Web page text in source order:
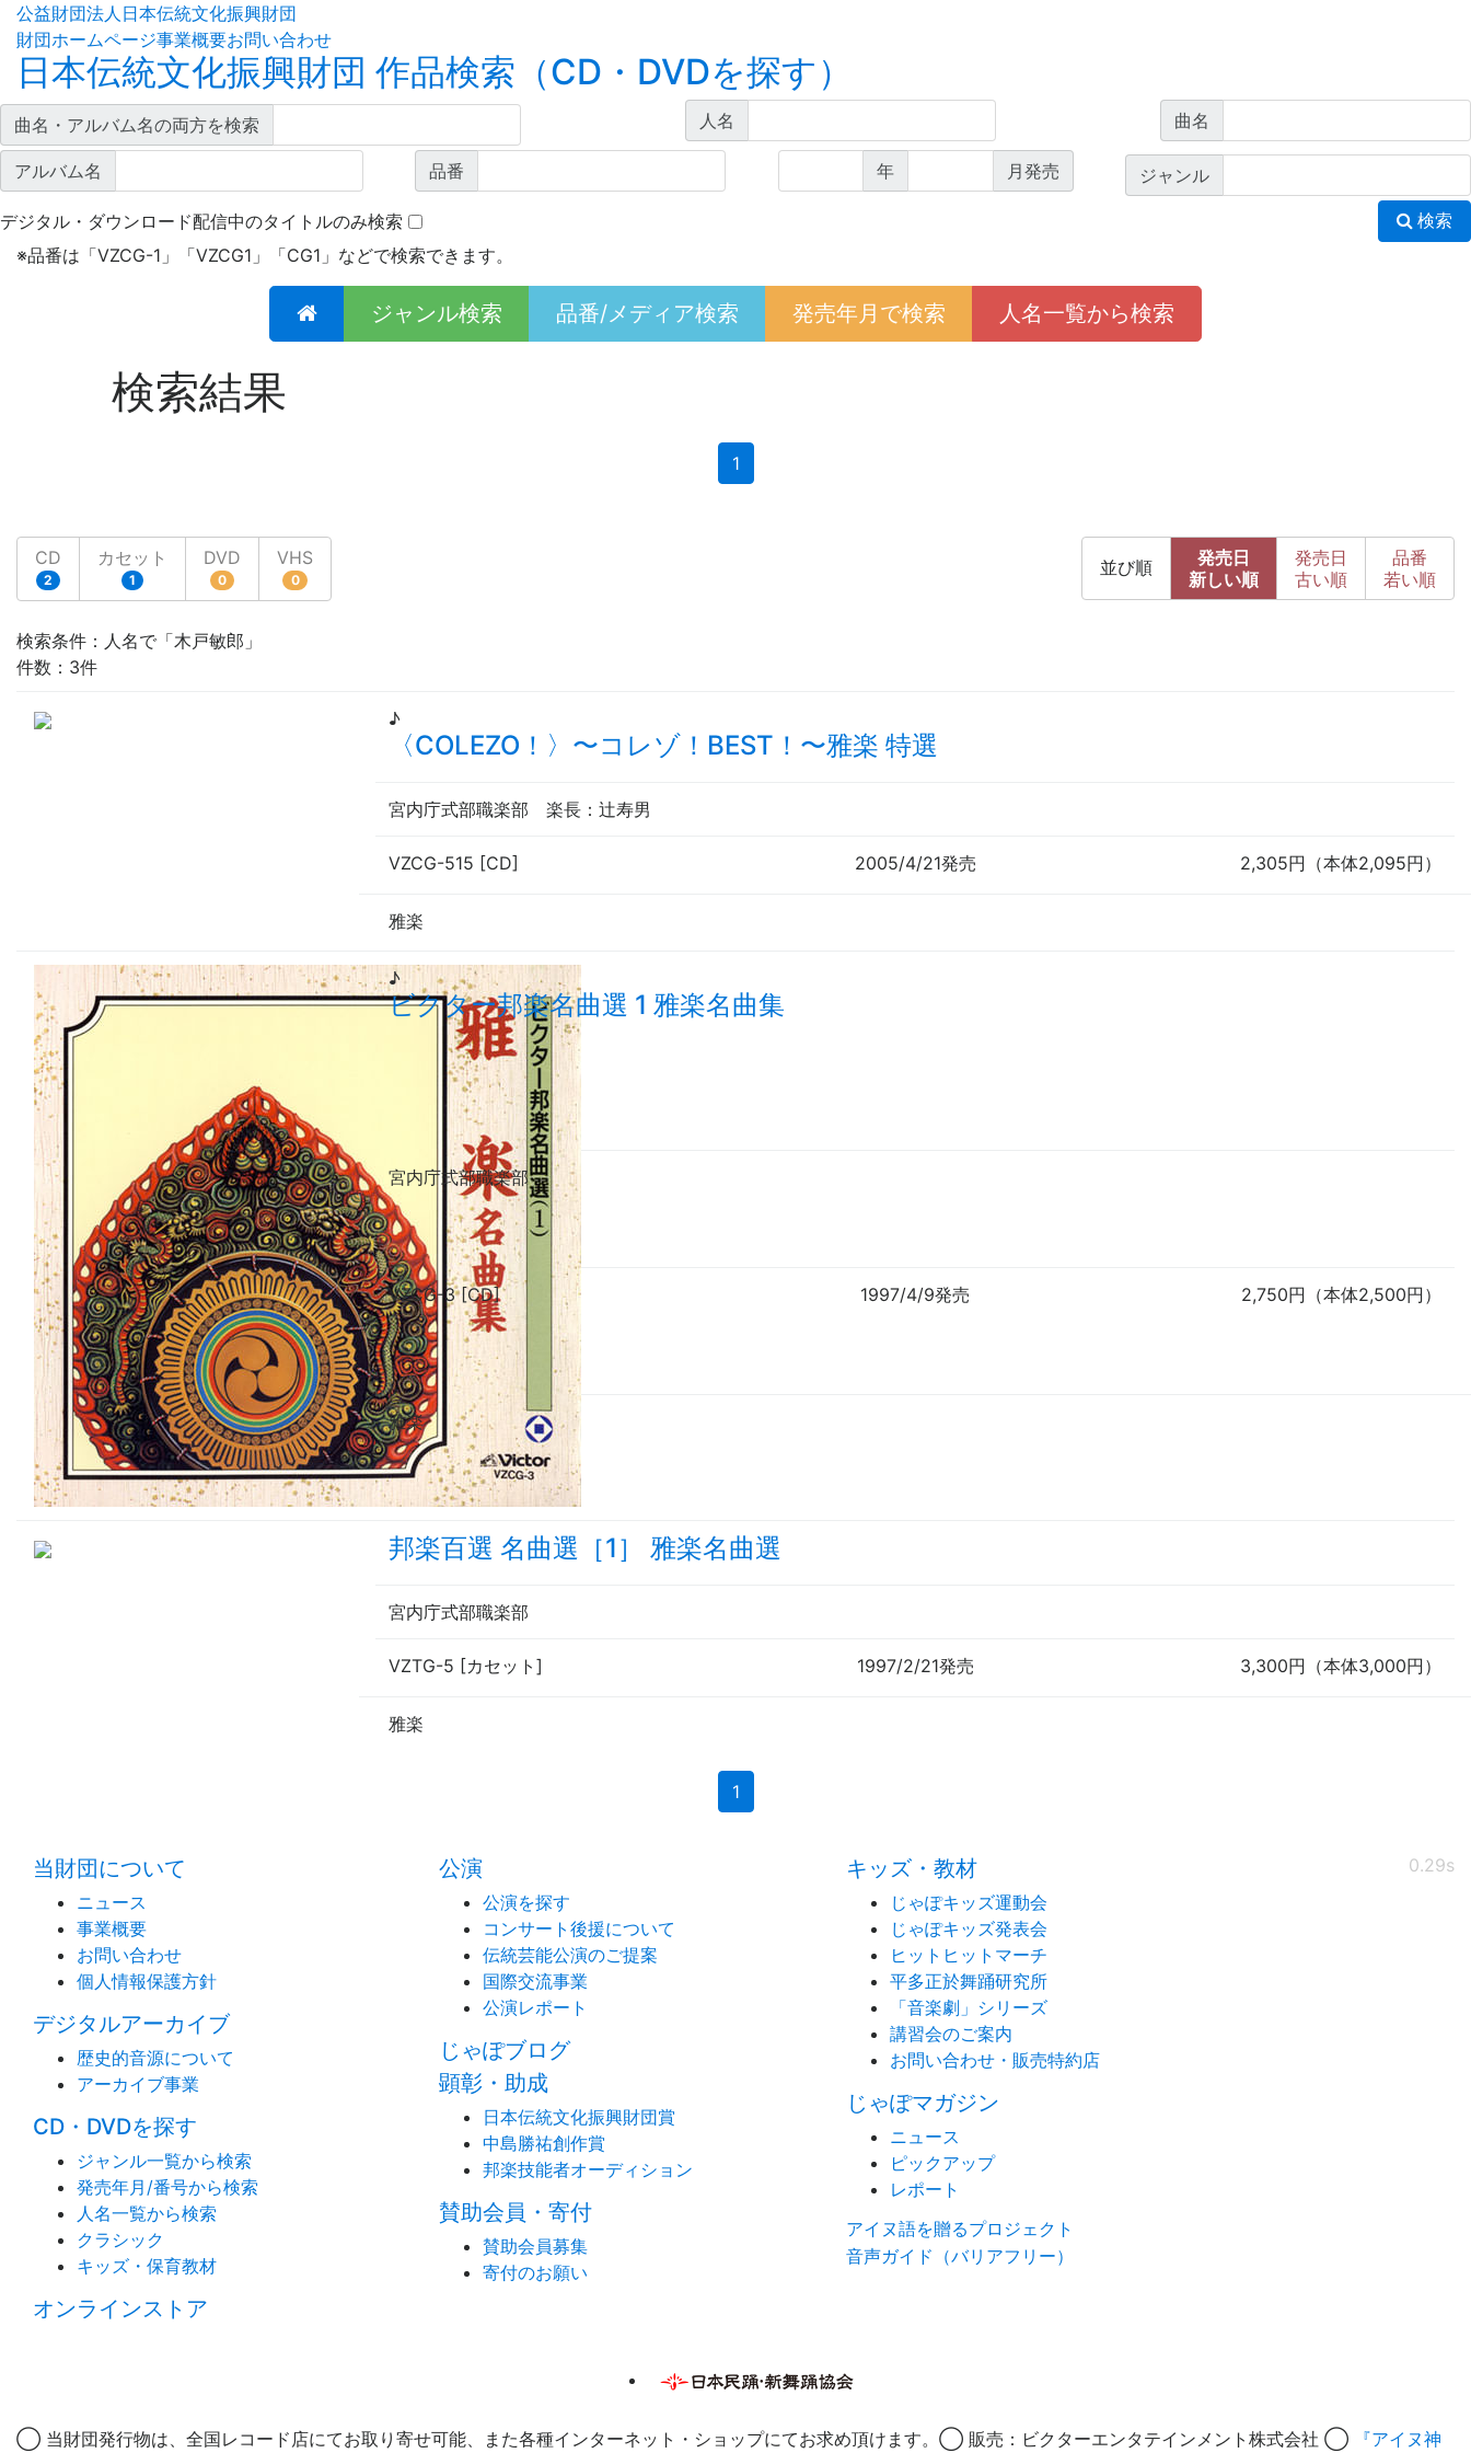
公益財団法人日本伝統文化振興財団
財団ホームページ事業概要お問い合わせ
日本伝統文化振興財団 作品検索（CD・DVDを探す）
曲名・アルバム名の両方を検索 人名 曲名
アルバム名 品番 年 月発売 ジャンル
デジタル・ダウンロード配信中のタイトルのみ検索 検索
※品番は「VZCG-1」「VZCG1」「CG1」などで検索できます。
ジャンル検索 品番/メディア検索 発売年月で検索 人名一覧から検索
検索結果
1(current)
CD
2
カセット
1
DVD
0
VHS
0
並び順
発売日
新しい順
発売日
古い順
品番
若い順
検索条件：人名で「木戸敏郎」
件数：3件
♪
〈COLEZO！〉 〜コレゾ！BEST！ 〜雅楽 特選
宮内庁式部職楽部 楽長 ：辻寿男
VZCG-515 [CD] 2005/4/21発売 2,305円（本体2,095円）
雅楽
♪
ビクター邦楽名曲選 1 雅楽名曲集
宮内庁式部職楽部
VZCG-3 [CD] 1997/4/9発売 2,750円（本体2,500円）
雅楽
邦楽百選 名曲選［1］ 雅楽名曲選
宮内庁式部職楽部
VZTG-5 [カセット] 1997/2/21発売 3,300円（本体3,000円）
雅楽
1(current)
0.29s
当財団について
ニュース
事業概要
お問い合わせ
個人情報保護方針
デジタルアーカイブ
歴史的音源について
アーカイブ事業
CD・DVDを探す
ジャンル一覧から検索
発売年月/番号から検索
人名一覧から検索
クラシック
キッズ・保育教材
オンラインストア
公演
公演を探す
コンサート後援について
伝統芸能公演のご提案
国際交流事業
公演レポート
じゃぽブログ
顕彰・助成
日本伝統文化振興財団賞
中島勝祐創作賞
邦楽技能者オーディション
賛助会員・寄付
賛助会員募集
寄付のお願い
キッズ・教材
じゃぽキッズ運動会
じゃぽキッズ発表会
ヒットヒットマーチ
平多正於舞踊研究所
「音楽劇」シリーズ
講習会のご案内
お問い合わせ・販売特約店
じゃぽマガジン
ニュース
ピックアップ
レポート
アイヌ語を贈るプロジェクト
音声ガイド（バリアフリー）
◯ 当財団発行物は、全国レコード店にてお取り寄せ可能、また各種インターネット・ショップにてお求め頂けます。◯ 販売：ビクターエンタテインメント株式会社 ◯ 『アイヌ神